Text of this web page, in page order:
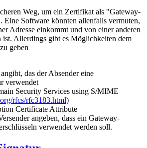
Weg, um ein Zertifikat als "Gateway-
Eine Software könnten allenfalls vermuten,
Adresse einkommt und von einer anderen
ist. Allerdings gibt es Möglichkeiten dem
geben
das der Absender eine
verwendet
Security Services using S/MIME
rfcs/rfc3183.html)
Certificate Attribute
angeben, dass ein Gateway-
verwendet werden soll.